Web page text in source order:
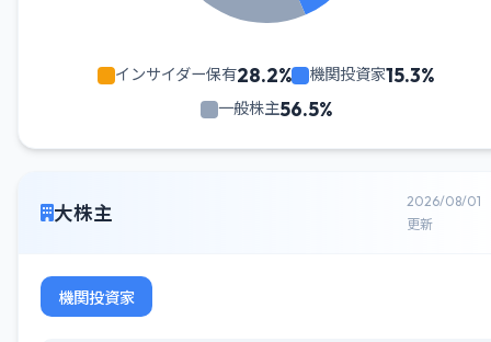
インサイダー保有28.2% 機関投資家15.3%
一般株主56.5%
大株主
2026/08/01
更新
機関投資家